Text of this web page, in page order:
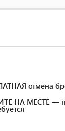
отмена
НА МЕСТЕ —